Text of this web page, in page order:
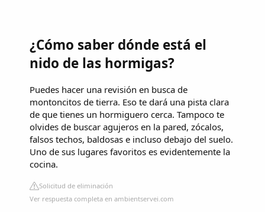
¿Cómo saber dónde está el
nido de las hormigas?
Puedes hacer una revisión en busca de
montoncitos de tierra. Eso te dará una pista clara
de que tienes un hormiguero cerca. Tampoco te
olvides de buscar agujeros en la pared, zócalos,
falsos techos, baldosas e incluso debajo del suelo.
Uno de sus lugares favoritos es evidentemente la
cocina.
Solicitud de eliminación
Ver respuesta completa en ambientservei.com